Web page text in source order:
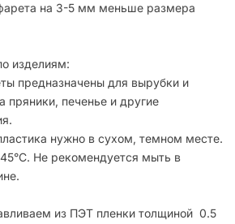
на 3-5 мм меньше размера
изделиям:
предназначены для вырубки и
пряники, печенье и другие
нужно в сухом, темном месте.
Не рекомендуется мыть в
из ПЭТ пленки толщиной 0.5